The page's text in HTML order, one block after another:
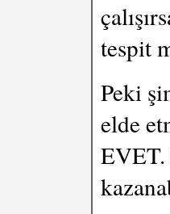
tespit
Peki
elde
EVET.